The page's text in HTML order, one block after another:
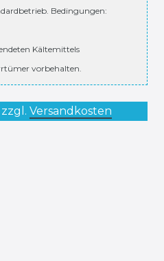
Bedingungen:
Kältemittels
vorbehalten.
Versandkosten